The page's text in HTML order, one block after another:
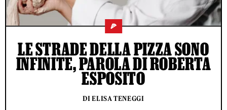
🍕
LE STRADE DELLA PIZZA SONO
INFINITE, PAROLA DI ROBERTA
ESPOSITO
DI ELISA TENEGGI